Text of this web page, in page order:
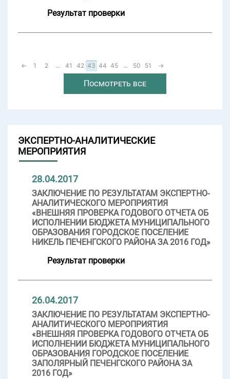
Результат проверки
← 1 2 ... 41 42 43 44 45 ... 50 51 →
Посмотреть все
ЭКСПЕРТНО-АНАЛИТИЧЕСКИЕ
МЕРОПРИЯТИЯ
28.04.2017
ЗАКЛЮЧЕНИЕ ПО РЕЗУЛЬТАТАМ ЭКСПЕРТНО-
АНАЛИТИЧЕСКОГО МЕРОПРИЯТИЯ
«ВНЕШНЯЯ ПРОВЕРКА ГОДОВОГО ОТЧЕТА ОБ
ИСПОЛНЕНИИ БЮДЖЕТА МУНИЦИПАЛЬНОГО
ОБРАЗОВАНИЯ ГОРОДСКОЕ ПОСЕЛЕНИЕ
НИКЕЛЬ ПЕЧЕНГСКОГО РАЙОНА ЗА 2016 ГОД»
Результат проверки
26.04.2017
ЗАКЛЮЧЕНИЕ ПО РЕЗУЛЬТАТАМ ЭКСПЕРТНО-
АНАЛИТИЧЕСКОГО МЕРОПРИЯТИЯ
«ВНЕШНЯЯ ПРОВЕРКА ГОДОВОГО ОТЧЕТА ОБ
ИСПОЛНЕНИИ БЮДЖЕТА МУНИЦИПАЛЬНОГО
ОБРАЗОВАНИЯ ГОРОДСКОЕ ПОСЕЛЕНИЕ
ЗАПОЛЯРНЫЙ ПЕЧЕНГСКОГО РАЙОНА ЗА
2016 ГОД»